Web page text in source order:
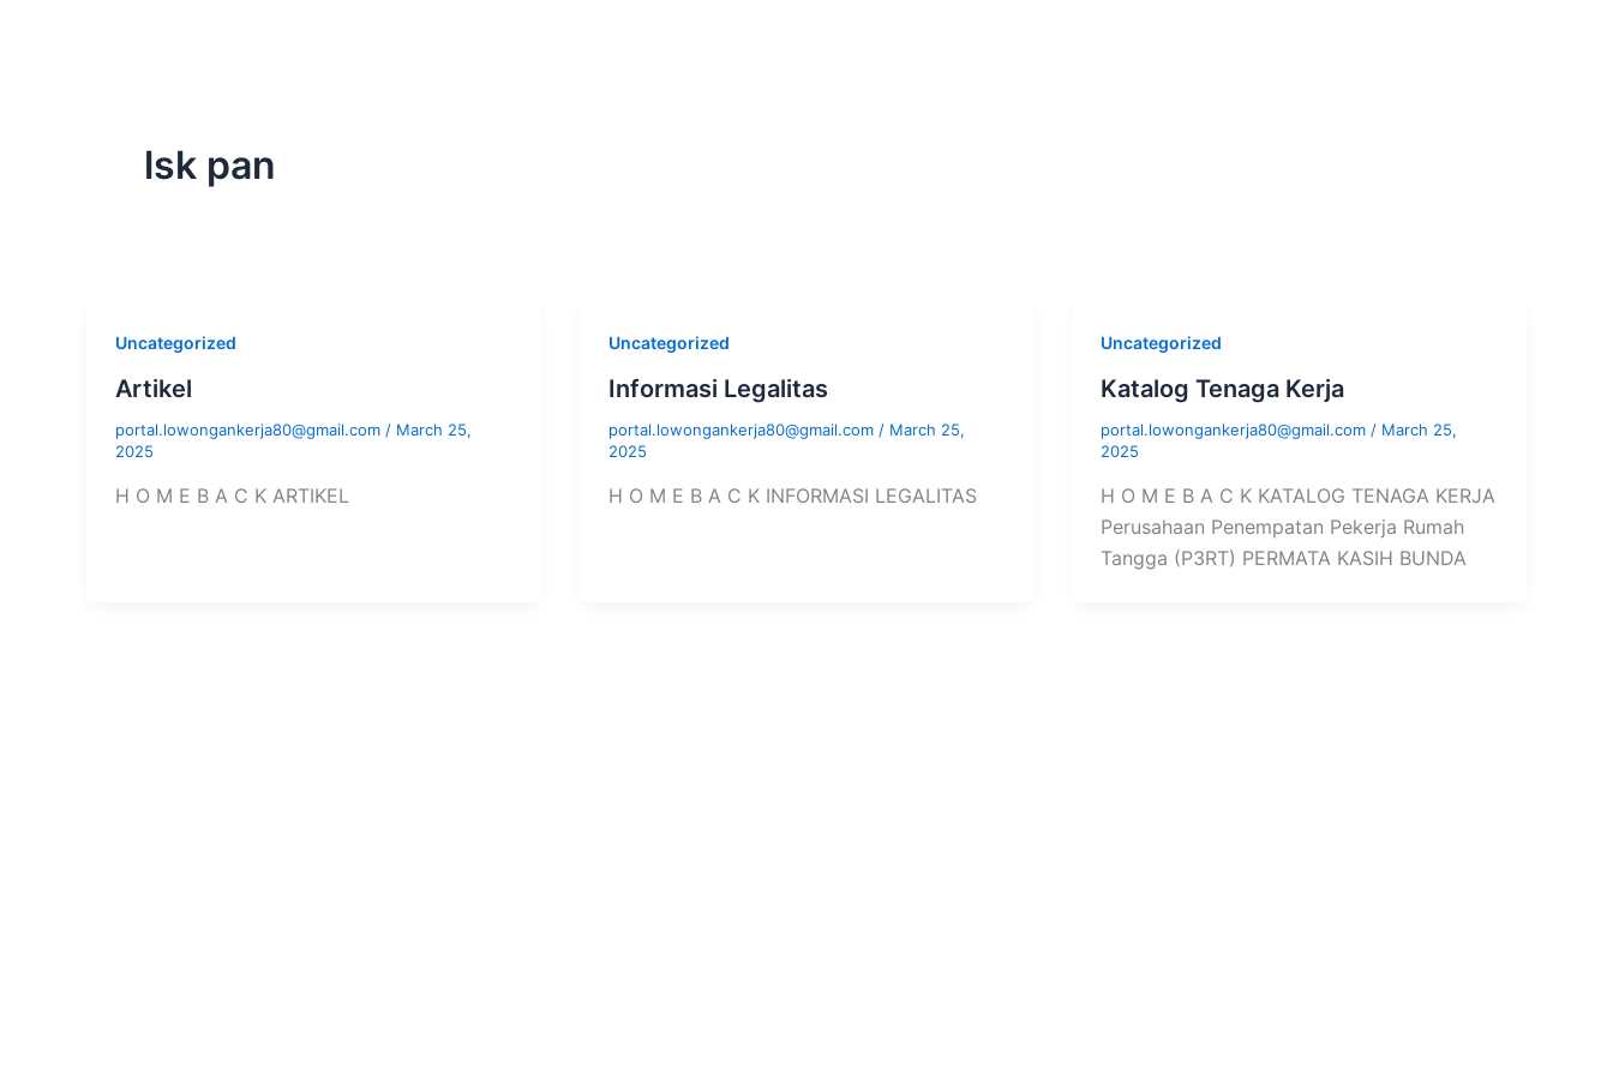
lsk pan
Uncategorized
Artikel
portal.lowongankerja80@gmail.com / March 25,
2025
H O M E B A C K ARTIKEL
Uncategorized
Informasi Legalitas
portal.lowongankerja80@gmail.com / March 25,
2025
H O M E B A C K INFORMASI LEGALITAS
Uncategorized
Katalog Tenaga Kerja
portal.lowongankerja80@gmail.com / March 25,
2025
H O M E B A C K KATALOG TENAGA KERJA
Perusahaan Penempatan Pekerja Rumah
Tangga (P3RT) PERMATA KASIH BUNDA